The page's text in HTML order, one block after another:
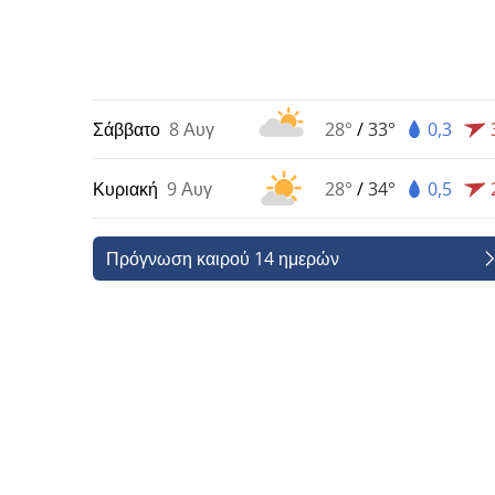
Σάββατο 8 Αυγ 28° /33° 0,3
Κυριακή 9 Αυγ 28° /34° 0,5
Πρόγνωση καιρού 14 ημερών